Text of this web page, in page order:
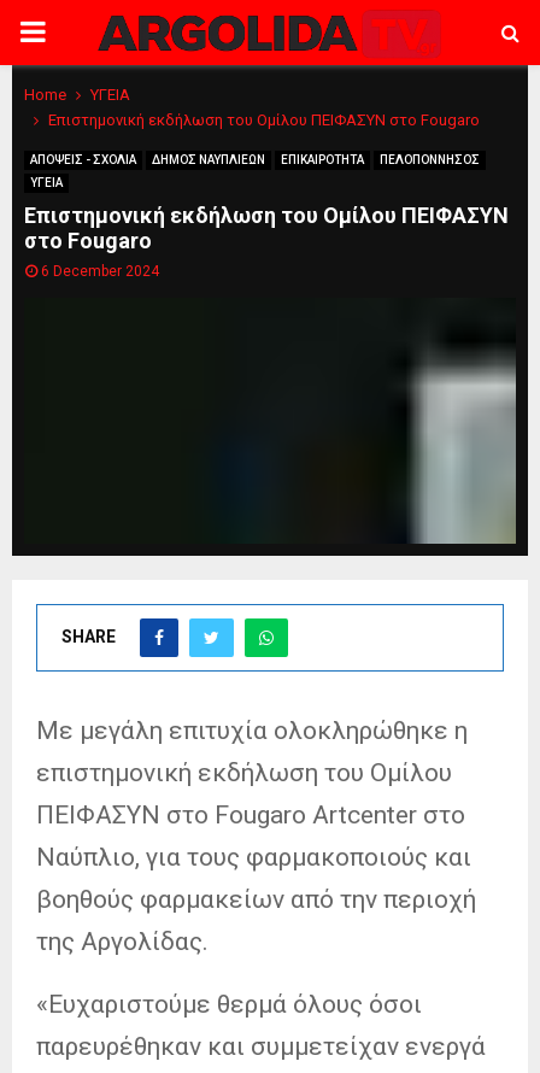
PRIMARY
MENU
Home
ΥΓΕΙΑ
Επιστημονική εκδήλωση του Ομίλου ΠΕΙΦΑΣΥΝ στο Fougaro
ΑΠΟΨΕΙΣ - ΣΧΟΛΙΑ ΔΗΜΟΣ ΝΑΥΠΛΙΕΩΝ ΕΠΙΚΑΙΡΟΤΗΤΑ
ΠΕΛΟΠΟΝΝΗΣΟΣ
ΥΓΕΙΑ
Επιστημονική εκδήλωση του Ομίλου ΠΕΙΦΑΣΥΝ
στο Fougaro
6 December 2024
SHARE
Με μεγάλη επιτυχία ολοκληρώθηκε η
επιστημονική εκδήλωση του Ομίλου
ΠΕΙΦΑΣΥΝ στο Fougaro Artcenter στο
Ναύπλιο, για τους φαρμακοποιούς και
βοηθούς φαρμακείων από την περιοχή
της Αργολίδας.
«Ευχαριστούμε θερμά όλους όσοι
παρευρέθηκαν και συμμετείχαν ενεργά